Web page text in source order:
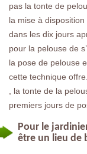
pas la tonte de
la mise à
dans les dix jours
pour la pelouse de
la pose de pelouse
cette technique
, la tonte de la
premiers jours de
Pour le
être un lieu de